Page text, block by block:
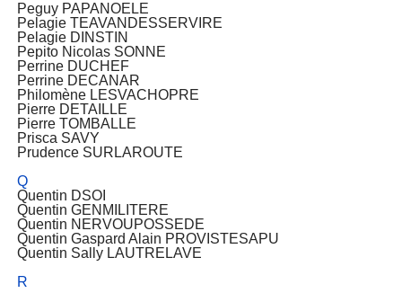
Peguy PAPANOELE
Pelagie TEAVANDESSERVIRE
Pelagie DINSTIN
Pepito Nicolas SONNE
Perrine DUCHEF
Perrine DECANAR
Philomène LESVACHOPRE
Pierre DETAILLE
Pierre TOMBALLE
Prisca SAVY
Prudence SURLAROUTE
Q
Quentin DSOI
Quentin GENMILITERE
Quentin NERVOUPOSSEDE
Quentin Gaspard Alain PROVISTESAPU
Quentin Sally LAUTRELAVE
R